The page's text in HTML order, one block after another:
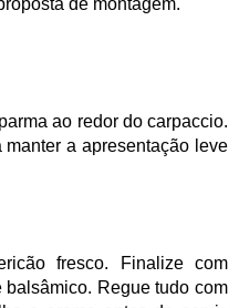
ao redor do carpaccio.
a apresentação leve
fresco. Finalize com
Regue tudo com